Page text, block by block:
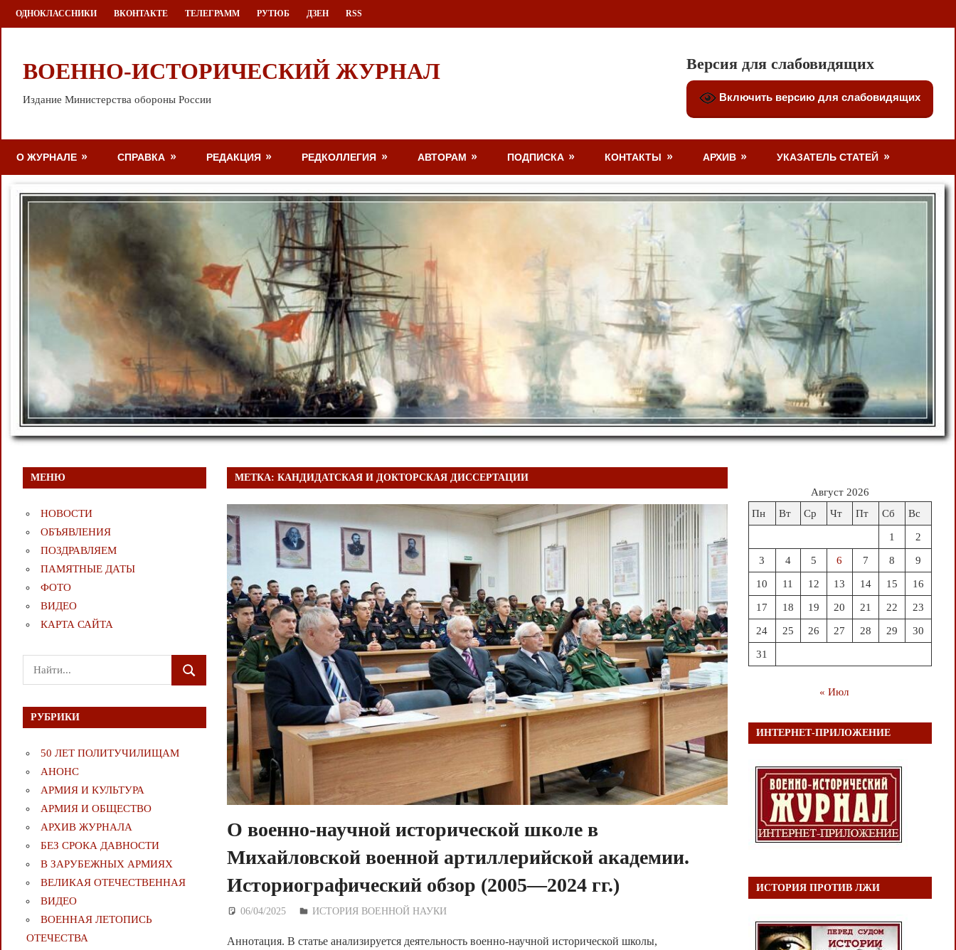
Перейти
к
ОДНОКЛАССНИКИ ВКОНТАКТЕ ТЕЛЕГРАММ РУТЮБ ДЗЕН RSS
ВОЕННО-ИСТОРИЧЕСКИЙ ЖУРНАЛ
Издание Министерства обороны России
Версия для слабовидящих
Включить версию для слабовидящих
О ЖУРНАЛЕ СПРАВКА РЕДАКЦИЯ РЕДКОЛЛЕГИЯ АВТОРАМ ПОДПИСКА КОНТАКТЫ АРХИВ УКАЗАТЕЛЬ СТАТЕЙ
МЕТКА:КАНДИДАТСКАЯ И ДОКТОРСКАЯ ДИССЕРТАЦИИ
О военно-научной исторической школе в
Михайловской военной артиллерийской академии.
Историографический обзор (2005—2024 гг.)
06/04/2025 Дежурный по Редакции
ИСТОРИЯ ВОЕННОЙ НАУКИ
Аннотация. В статье анализируется деятельность военно-научной исторической школы,
МЕНЮ
НОВОСТИ
ОБЪЯВЛЕНИЯ
ПОЗДРАВЛЯЕМ
ПАМЯТНЫЕ ДАТЫ
ФОТО
ВИДЕО
КАРТА САЙТА
Поиск
для:
ПОИСК
РУБРИКИ
50 ЛЕТ ПОЛИТУЧИЛИЩАМ
АНОНС
АРМИЯ И КУЛЬТУРА
АРМИЯ И ОБЩЕСТВО
АРХИВ ЖУРНАЛА
БЕЗ СРОКА ДАВНОСТИ
В ЗАРУБЕЖНЫХ АРМИЯХ
ВЕЛИКАЯ ОТЕЧЕСТВЕННАЯ
ВИДЕО
ВОЕННАЯ ЛЕТОПИСЬ
ОТЕЧЕСТВА
Август 2026
Пн
Вт Ср Чт Пт Сб Вс
1 2
3 4 5 6 7 8 9
10 11 12 13 14 15 16
17 18 19 20 21 22 23
24 25 26 27 28 29 30
31
« Июл
ИНТЕРНЕТ-ПРИЛОЖЕНИЕ
ИСТОРИЯ ПРОТИВ ЛЖИ